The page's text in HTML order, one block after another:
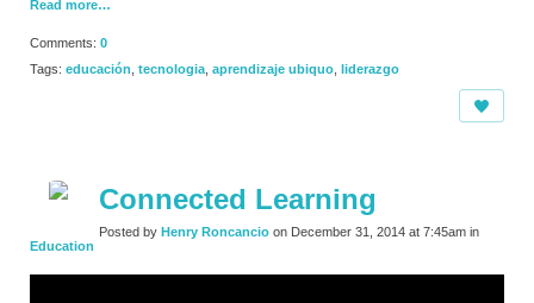
Read more…
Comments: 0
Tags: educación tecnologia aprendizaje ubiquo liderazgo
Connected Learning
Posted by Henry Roncancio on December 31, 2014 at 7:45am in
Education